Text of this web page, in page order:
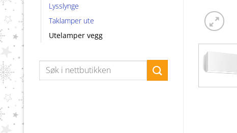
Lysslynge
Taklamper ute
Utelamper vegg
Søk